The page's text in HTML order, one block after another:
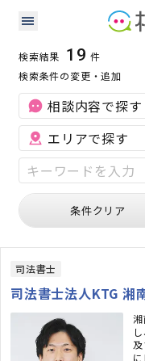
神奈川県の会社設
神奈川県 会社
検索結果 19 件
検索条件の変更・追加
相談内容で探す
エリアで探す
条件クリア
司法書士
司法書士法人KTG 湘